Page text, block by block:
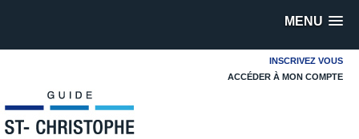
MENU
INSCRIVEZ VOUS
ACCÉDER À MON COMPTE